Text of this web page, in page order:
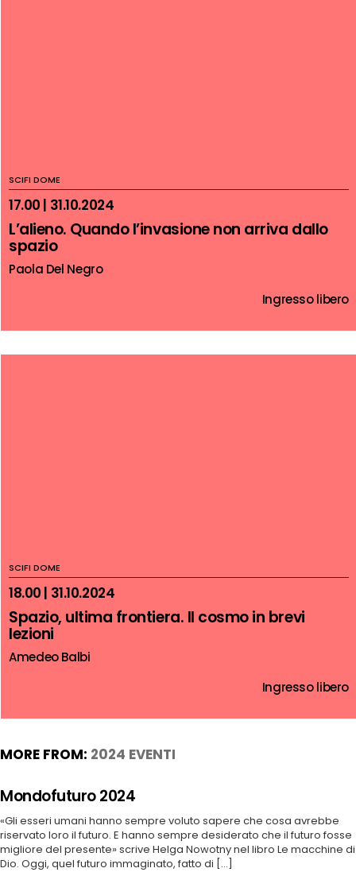
SCIFI DOME
17.00 | 31.10.2024
L’alieno. Quando l’invasione non arriva dallo
spazio
Paola Del Negro
Ingresso libero
SCIFI DOME
18.00 | 31.10.2024
Spazio, ultima frontiera. Il cosmo in brevi
lezioni
Amedeo Balbi
Ingresso libero
MORE FROM: 2024 EVENTI
Mondofuturo 2024
«Gli esseri umani hanno sempre voluto sapere che cosa avrebbe
riservato loro il futuro. E hanno sempre desiderato che il futuro fosse
migliore del presente» scrive Helga Nowotny nel libro Le macchine di
Dio. Oggi, quel futuro immaginato, fatto di [...]